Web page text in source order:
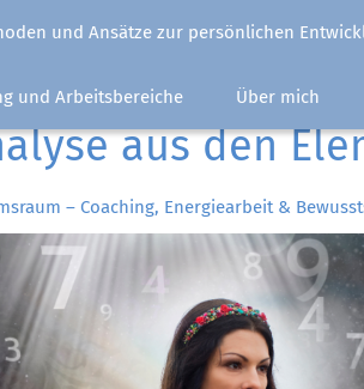
und Ansätze zur persönlichen
und Arbeitsbereiche Über mich
aus den
– Coaching, Energiearbeit &